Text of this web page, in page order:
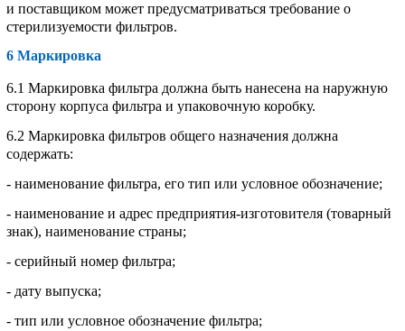
и поставщиком может предусматриваться требование о
стерилизуемости фильтров.
6 Маркировка
6.1 Маркировка фильтра должна быть нанесена на наружную
сторону корпуса фильтра и упаковочную коробку.
6.2 Маркировка фильтров общего назначения должна
содержать:
- наименование фильтра, его тип или условное обозначение;
- наименование и адрес предприятия-изготовителя (товарный
знак), наименование страны;
- серийный номер фильтра;
- дату выпуска;
- тип или условное обозначение фильтра;